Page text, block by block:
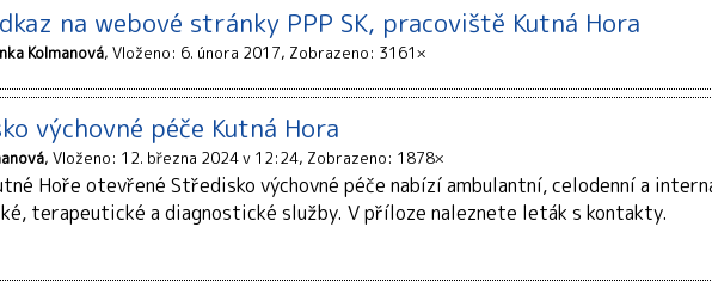
na webové stránky PPP SK, pracoviště Kutná Hora
Kolmanová Vloženo: 6. února 2017 Zobrazeno: 3161×
výchovné péče Kutná Hora
Vloženo: 12. března 2024 v 12:24 Zobrazeno: 1878×
Hoře otevřené Středisko výchovné péče nabízí ambulantní, celodenní a
terapeutické a diagnostické služby. V příloze naleznete leták s kontakty.